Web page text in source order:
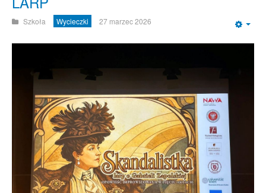
Szkoła Wycieczki 27 marzec 2026